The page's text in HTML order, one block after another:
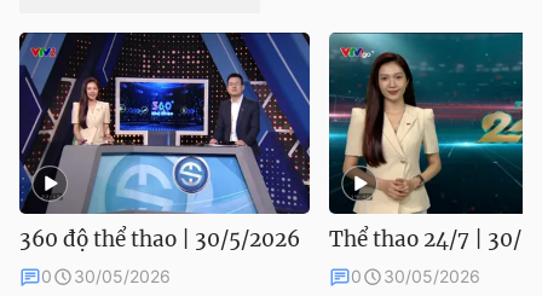
360 độ thể thao | 30/5/2026
0 30/05/2026
Thể thao 24/7 | 30/
0 30/05/2026